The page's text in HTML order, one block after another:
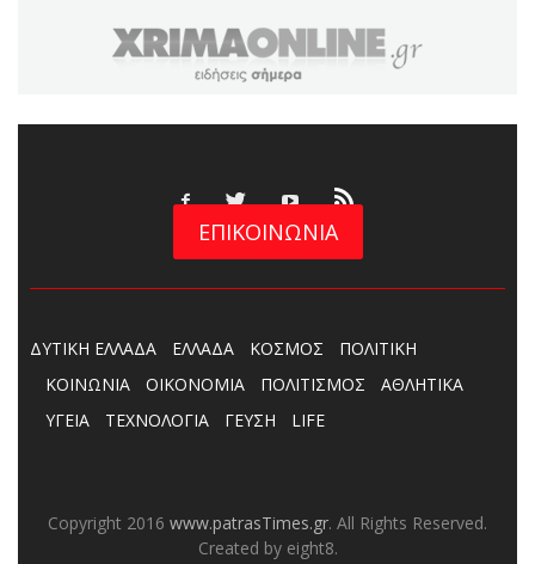
ΕΠΙΚΟΙΝΩΝΙΑ
ΔΥΤΙΚΗ ΕΛΛΑΔΑ ΕΛΛΑΔΑ ΚΟΣΜΟΣ
ΠΟΛΙΤΙΚΗ
ΚΟΙΝΩΝΙΑ
ΟΙΚΟΝΟΜΙΑ ΠΟΛΙΤΙΣΜΟΣ
ΑΘΛΗΤΙΚΑ
ΥΓΕΙΑ
ΤΕΧΝΟΛΟΓΙΑ ΓΕΥΣΗ LIFE
Copyright 2016 www.patrasTimes.gr. All Rights Reserved.
Created by eight8.